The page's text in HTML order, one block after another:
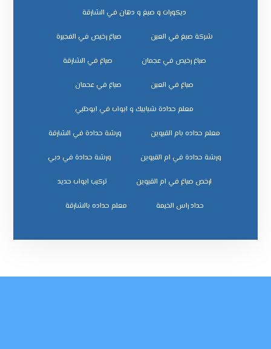
ديكورات و صبغ و دهان في الشارقة
شركة صبغ في العين صباغ رخيص في الفجيرة
صباغ رخيص في عجمان صباغ في الشارقة
صباغ في العين صباغ في عجمان
معلم حدادة شبابيك و ابواب في ابوظبي
معلم حداده بام القيوين ورشة حدادة في الشارقة
ورشة حدادة في ام القيوين ورشة حدادة في دبي
ﺗﺮﻛﻴﺐ اﺑﻮاب ﺣﺪﻳﺪ
ﺣﺪاد راس اﻟﺨﻴﻤﺔ ﻣﻌﻠﻢ ﺣﺪاده ﺑﺎﻟﺸﺎرﻗﺔ